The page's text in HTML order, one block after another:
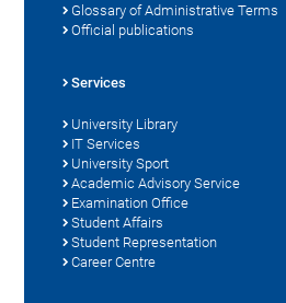
Glossary of Administrative Terms
Official publications
Services
University Library
IT Services
University Sport
Academic Advisory Service
Examination Office
Student Affairs
Student Representation
Career Centre